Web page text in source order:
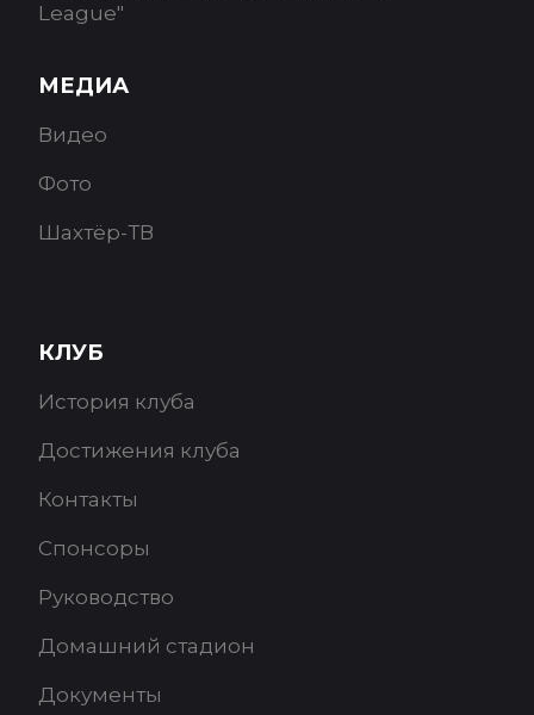
League"
МЕДИА
Видео
Фото
Шахтёр-ТВ
КЛУБ
История клуба
Достижения клуба
Контакты
Спонсоры
Руководство
Домашний стадион
Документы